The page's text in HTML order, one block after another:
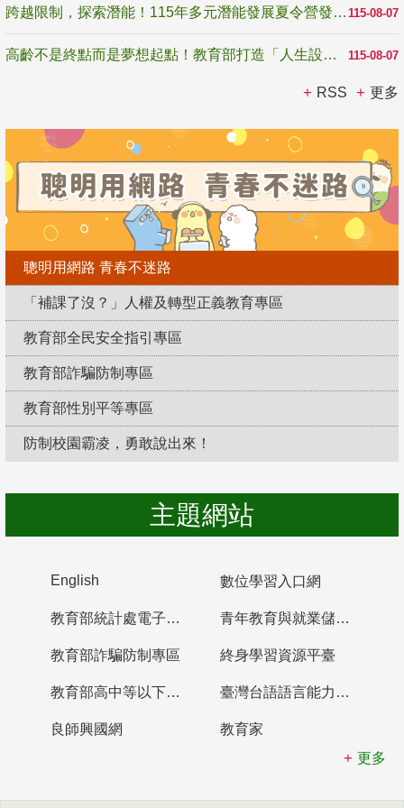
115-08-07
跨越限制，探索潛能！115年多元潛能發展夏令營發掘生命無限可能
115-08-07
高齡不是終點而是夢想起點！教育部打造「人生設計夢工場」 參展第3屆高齡健康產業博覽會
RSS 更多
聰明用網路 青春不迷路
「補課了沒？」人權及轉型正義教育專區
教育部全民安全指引專區
教育部詐騙防制專區
教育部性別平等專區
防制校園霸凌，勇敢說出來！
主題網站
English 數位學習入口網
教育部統計處電子書櫃 青年教育與就業儲蓄帳戶
教育部詐騙防制專區 終身學習資源平臺
教育部高中等以下學校及幼兒園教師資格檢定考試 臺灣台語語言能力認證網站
良師興國網
教育家
更多